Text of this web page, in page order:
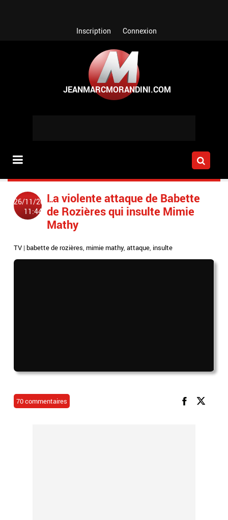
Inscription Connexion
26/11/2014
11:44
La violente attaque de Babette
de Rozières qui insulte Mimie
Mathy
TV |babette de rozières,mimie mathy,attaque, insulte
70 commentaires